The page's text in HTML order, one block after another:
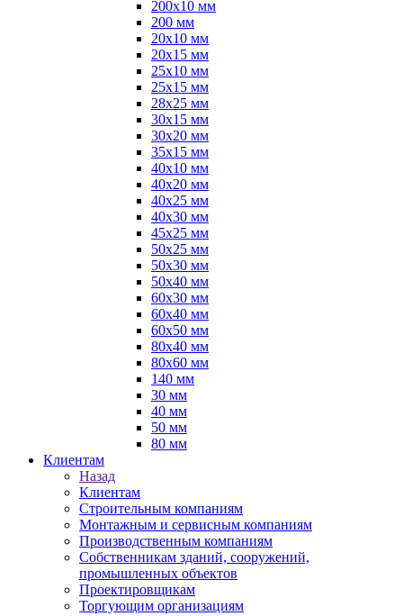
200х10 мм
200 мм
20х10 мм
20х15 мм
25х10 мм
25х15 мм
28х25 мм
30х15 мм
30х20 мм
35х15 мм
40х10 мм
40х20 мм
40х25 мм
40х30 мм
45х25 мм
50х25 мм
50х30 мм
50х40 мм
60х30 мм
60х40 мм
60х50 мм
80х40 мм
80х60 мм
140 мм
30 мм
40 мм
50 мм
80 мм
Клиентам
Назад
Клиентам
Строительным компаниям
Монтажным и сервисным компаниям
Производственным компаниям
Собственникам зданий, сооружений,
промышленных объектов
Проектировщикам
Торгующим организациям